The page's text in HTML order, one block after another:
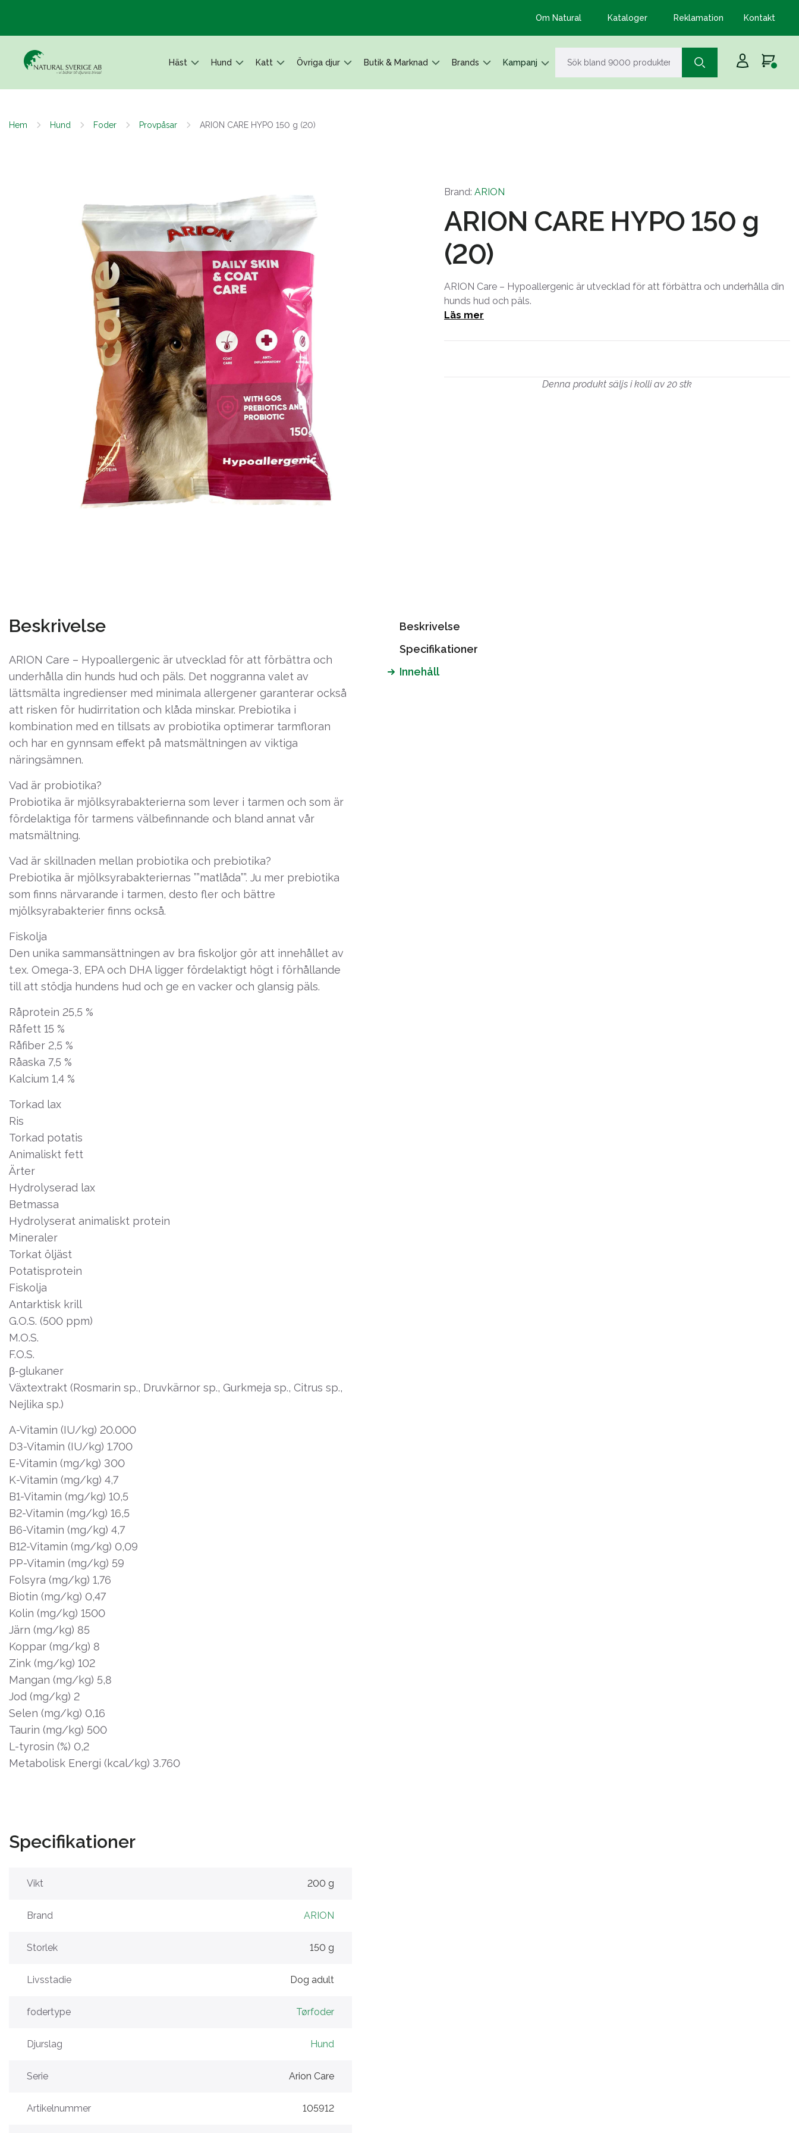
Om Natural Kataloger Reklamation Kontakt
Häst Hund Katt Övriga djur Butik & Marknad Brands Kampanj
Hem Hund Foder Provpåsar ARION CARE HYPO 150 g (20)
Brand: ARION
ARION CARE HYPO 150 g
(20)
ARION Care – Hypoallergenic är utvecklad för att förbättra och underhålla din
hunds hud och päls.
Läs mer
Denna produkt säljs i kolli av 20 stk
Beskrivelse
ARION Care – Hypoallergenic är utvecklad för att förbättra och
underhålla din hunds hud och päls. Det noggranna valet av
lättsmälta ingredienser med minimala allergener garanterar också
att risken för hudirritation och klåda minskar. Prebiotika i
kombination med en tillsats av probiotika optimerar tarmfloran
och har en gynnsam effekt på matsmältningen av viktiga
näringsämnen.
Vad är probiotika?
Probiotika är mjölksyrabakterierna som lever i tarmen och som är
fördelaktiga för tarmens välbefinnande och bland annat vår
matsmältning.
Vad är skillnaden mellan probiotika och prebiotika?
Prebiotika är mjölksyrabakteriernas ””matlåda””. Ju mer prebiotika
som finns närvarande i tarmen, desto fler och bättre
mjölksyrabakterier finns också.
Fiskolja
Den unika sammansättningen av bra fiskoljor gör att innehållet av
t.ex. Omega-3, EPA och DHA ligger fördelaktigt högt i förhållande
till att stödja hundens hud och ge en vacker och glansig päls.
Råprotein 25,5 %
Råfett 15 %
Råfiber 2,5 %
Råaska 7,5 %
Kalcium 1,4 %
Torkad lax
Ris
Torkad potatis
Animaliskt fett
Ärter
Hydrolyserad lax
Betmassa
Hydrolyserat animaliskt protein
Mineraler
Torkat öljäst
Potatisprotein
Fiskolja
Antarktisk krill
G.O.S. (500 ppm)
M.O.S.
F.O.S.
β-glukaner
Växtextrakt (Rosmarin sp., Druvkärnor sp., Gurkmeja sp., Citrus sp.,
Nejlika sp.)
A-Vitamin (IU/kg) 20.000
D3-Vitamin (IU/kg) 1.700
E-Vitamin (mg/kg) 300
K-Vitamin (mg/kg) 4,7
B1-Vitamin (mg/kg) 10,5
B2-Vitamin (mg/kg) 16,5
B6-Vitamin (mg/kg) 4,7
B12-Vitamin (mg/kg) 0,09
PP-Vitamin (mg/kg) 59
Folsyra (mg/kg) 1,76
Biotin (mg/kg) 0,47
Kolin (mg/kg) 1500
Järn (mg/kg) 85
Koppar (mg/kg) 8
Zink (mg/kg) 102
Mangan (mg/kg) 5,8
Jod (mg/kg) 2
Selen (mg/kg) 0,16
Taurin (mg/kg) 500
L-tyrosin (%) 0,2
Metabolisk Energi (kcal/kg) 3.760
Specifikationer
Vikt 200 g
Brand ARION
Storlek 150 g
Livsstadie Dog adult
fodertype Tørfoder
Djurslag Hund
Serie Arion Care
Artikelnummer 105912
Beskrivelse
Specifikationer
Innehåll